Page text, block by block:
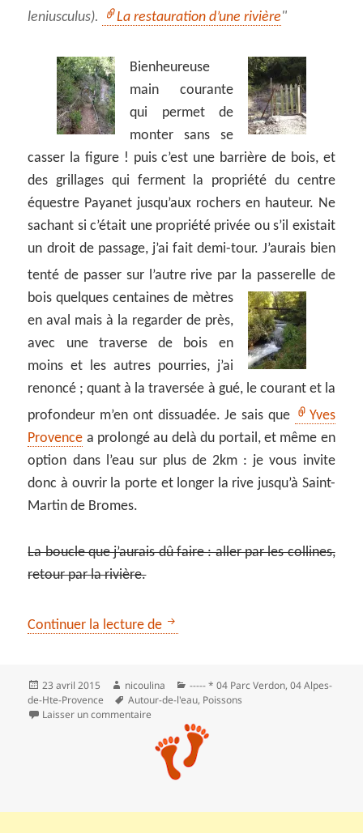
leniusculus).
La restauration d’une rivière
Bienheureuse
main courante
qui permet de
monter sans se
casser la figure ! puis c’est une barrière de bois, et
des grillages qui ferment la propriété du centre
équestre Payanet jusqu’aux rochers en hauteur. Ne
sachant si c’était une propriété privée ou s’il existait
un droit de passage, j’ai fait demi-tour. J’aurais bien
tenté de passer sur l’autre rive par la passerelle de
bois quelques centaines de mètres
en aval mais à la regarder de près,
avec une traverse de bois en
moins et les autres pourries, j’ai
renoncé ; quant à la traversée à gué, le courant et la
profondeur m’en ont dissuadée. Je sais que
Yves
Provence a prolongé au delà du portail, et même en
option dans l’eau sur plus de 2km : je vous invite
donc à ouvrir la porte et longer la rive jusqu’à Saint-
Martin de Bromes.
La boucle que j’aurais dû faire : aller par les collines,
retour par la rivière.
Continuer la lecture de ** Le long du Colostre, de
Publié
le
23 avril 2015 Auteur
nicoulina Catégories
----- * 04 Parc Verdon,04 Alpes-
de-Hte-Provence
Mots-
clés
Autour-de-l'eau, Poissons
Laisser un commentaire